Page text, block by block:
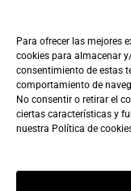
Para ofrecer las mejores
cookies para almacenar
consentimiento de estas
comportamiento de
No consentir o retirar el
ciertas características y
nuestra Política de
Tarifa de Envío
4,90€